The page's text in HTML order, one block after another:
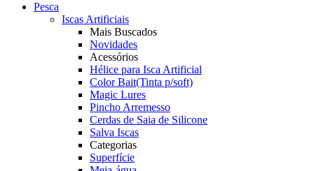
Pesca
Iscas Artificiais
Mais Buscados
Novidades
Acessórios
Hélice para Isca Artificial
Color Bait(Tinta p/soft)
Magic Lures
Pincho Arremesso
Cerdas de Saia de Silicone
Salva Iscas
Categorias
Superfície